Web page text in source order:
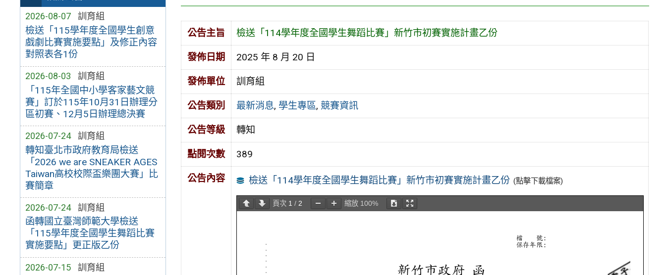
2026-08-07 訓育組
檢送「115學年度全國學生創意
戲劇比賽實施要點」及修正內容
對照表各1份
2026-08-03 訓育組
「115年全國中小學客家藝文競
賽」訂於115年10月31日辦理分
區初賽、12月5日辦理總決賽
2026-07-24 訓育組
轉知臺北市政府教育局檢送
「2026 we are SNEAKER AGES
Taiwan高校校際盃樂團大賽」比
賽簡章
2026-07-24 訓育組
函轉國立臺灣師範大學檢送
「115學年度全國學生舞蹈比賽
實施要點」更正版乙份
2026-07-15 訓育組
公告主旨 檢送「114學年度全國學生舞蹈比賽」新竹市初賽實施計畫乙份
發佈日期 2025 年 8 月 20 日
發佈單位 訓育組
公告類別 最新消息, 學生專區, 競賽資訊
公告等級 轉知
點閱次數 389
公告內容 檢送「114學年度全國學生舞蹈比賽」新竹市初賽實施計畫乙份 (點擊下載檔案)
頁次 1 / 2 縮放 100%